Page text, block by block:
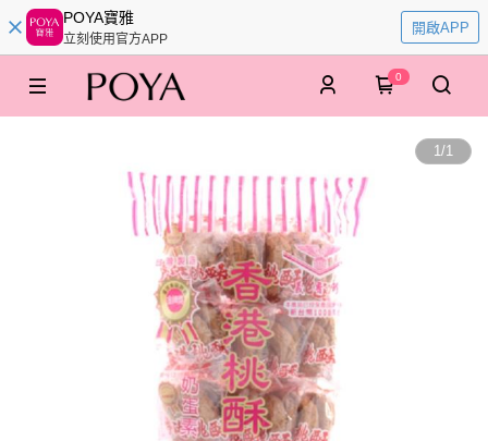
POYA寶雅
立刻使用官方APP
開啟APP
0
1/1